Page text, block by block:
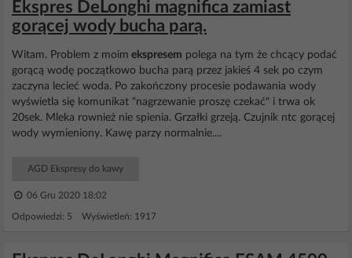
Ekspres DeLonghi magnifica zamiast
gorącej wody bucha parą.
Witam. Problem z moim ekspresem polega na tym że chcący podać
gorącą wodę początkowo bucha parą przez jakieś 4 sek po czym
zaczyna lecieć woda. Po zakończony procesie podawania wody
wyświetla się komunikat "nagrzewanie proszę czekać" i trwa ok
20sek. Mleka rownież nie spienia. Grzałki grzeją. Czujnik ntc gorącej
wody wymieniony. Kawę parzy normalnie....
AGD Ekspresy do kawy
06 Gru 2020 18:02
Odpowiedzi: 5 Wyświetleń: 1917